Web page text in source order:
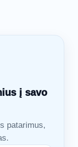
į savo
patarimus,